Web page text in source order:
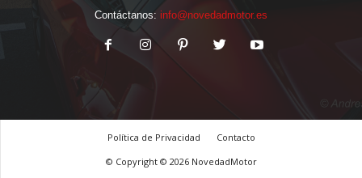
Contáctanos: info@novedadmotor.es
Política de Privacidad
Contacto
© Copyright © 2026 NovedadMotor